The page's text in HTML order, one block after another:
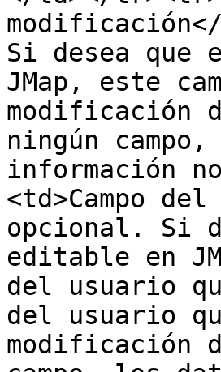
Si desea que
JMap, este
modificación
ningún
información
<td>Campo
opcional. Si
editable en
del usuario
del usuario
modificación